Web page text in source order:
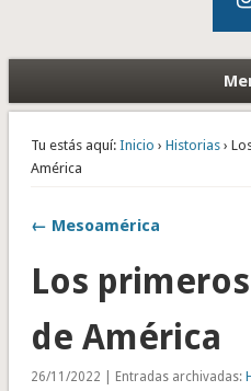
Tu estás aquí: Inicio › Historias›
América
← Mesoamérica
Los
de América
26/11/2022 | Entradas archivadas: